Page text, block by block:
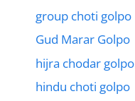
group choti golpo
Gud Marar Golpo
hijra chodar golpo
hindu choti golpo